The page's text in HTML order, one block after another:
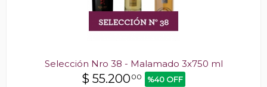
Selección Nro 38 - Malamado 3x750 ml
$ 55.20000 %40 OFF